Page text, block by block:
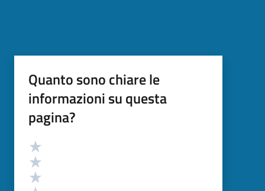
Quanto sono chiare le
informazioni su questa
pagina?
Valutazione